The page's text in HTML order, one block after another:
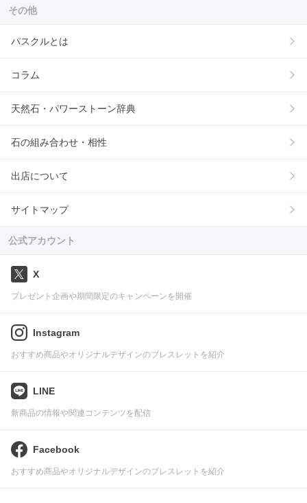
その他
パスクルとは
コラム
天然石・パワーストーン辞典
石の組み合わせ・相性
出店について
サイトマップ
公式アカウント
X
プレゼント企画や期間限定のキャンペーンを開催
Instagram
おすすめ商品やオリジナルデザインのブレスレットを紹介
LINE
新商品の情報や関連コンテンツを配信
Facebook
おすすめ商品やオリジナルデザインのブレスレットを紹介